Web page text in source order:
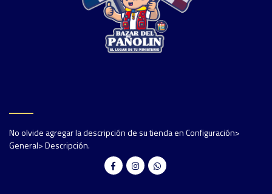
No olvide agregar la descripción de su tienda en Configuración>
General> Descripción.